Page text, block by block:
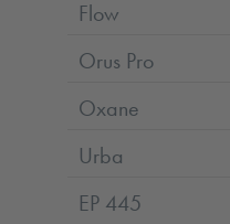
Flow
Orus Pro
Oxane
Urba
EP 445